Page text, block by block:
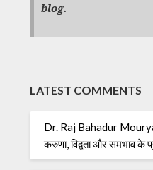
blog.
LATEST COMMENTS
Dr. Raj Bahadur
करुणा, विद्वता और समभाव